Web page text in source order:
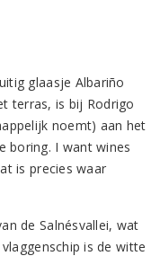
glaasje Albariño
terras, is bij Rodrigo
noemt) aan het
boring. I want wines
is precies waar
de Salnésvallei, wat
is de witte